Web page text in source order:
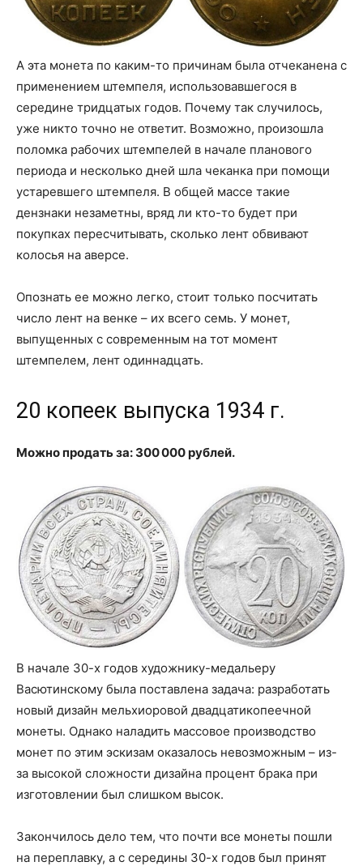
А эта монета по каким-то причинам была отчеканена с
применением штемпеля, использовавшегося в
середине тридцатых годов. Почему так случилось,
уже никто точно не ответит. Возможно, произошла
поломка рабочих штемпелей в начале планового
периода и несколько дней шла чеканка при помощи
устаревшего штемпеля. В общей массе такие
дензнаки незаметны, вряд ли кто-то будет при
покупках пересчитывать, сколько лент обвивают
колосья на аверсе.
Опознать ее можно легко, стоит только посчитать
число лент на венке – их всего семь. У монет,
выпущенных с современным на тот момент
штемпелем, лент одиннадцать.
20 копеек выпуска 1934 г.
Можно продать за: 300 000 рублей.
В начале 30-х годов художнику-медальеру
Васютинскому была поставлена задача: разработать
новый дизайн мельхиоровой двадцатикопеечной
монеты. Однако наладить массовое производство
монет по этим эскизам оказалось невозможным – из-
за высокой сложности дизайна процент брака при
изготовлении был слишком высок.
Закончилось дело тем, что почти все монеты пошли
на переплавку, а с середины 30-х годов был принят